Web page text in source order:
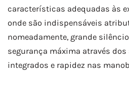
características adequadas às
onde são indispensáveis
nomeadamente, grande
segurança máxima através
integrados e rapidez nas